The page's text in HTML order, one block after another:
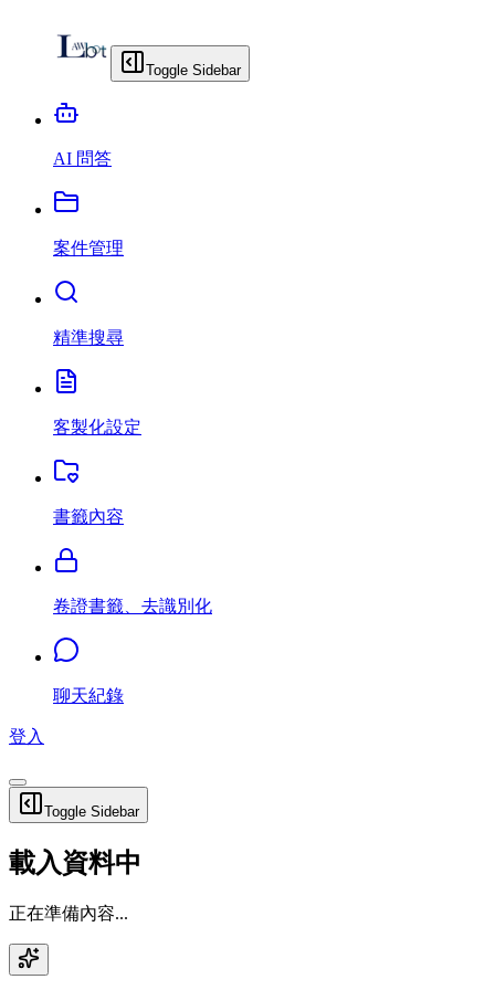
Toggle Sidebar
AI 問答
案件管理
精準搜尋
客製化設定
書籤內容
卷證書籤、去識別化
聊天紀錄
登入
Toggle Sidebar
載入資料中
正在準備內容...